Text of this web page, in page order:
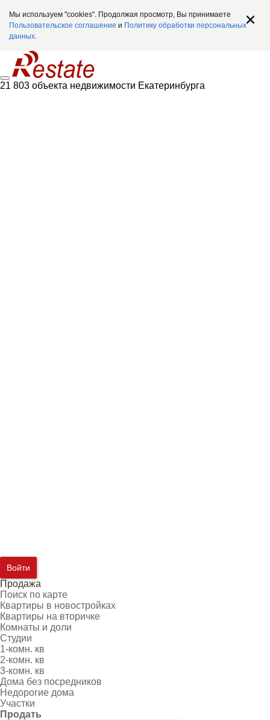
Мы используем "cookies". Продолжая просмотр, Вы принимаете
Пользовательское соглашение и Политику обработки персональных
данных.
21 803 объекта недвижимости Екатеринбурга
Войти
Продажа
Поиск по карте
Квартиры в новостройках
Квартиры на вторичке
Комнаты и доли
Студии
1-комн. кв
2-комн. кв
3-комн. кв
Дома без посредников
Недорогие дома
Участки
Продать